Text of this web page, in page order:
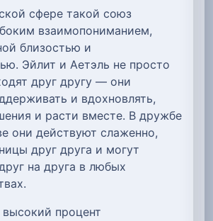
сфере такой союз
взаимопониманием,
близостью и
Эйлит и Аетэль не просто
друг другу — они
и вдохновлять,
и расти вместе. В дружбе
они действуют слаженно,
друг друга и могут
на друга в любых
процент